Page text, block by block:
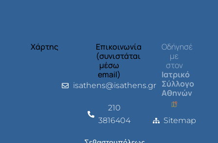
Χάρτης
Επικοινωνία
(συνιστάται
μέσω
email)
isathens@isathens.gr
210
3816404
Οδήγησέ
με
στον
Ιατρικό
Σύλλογο
Αθηνών
Sitemap